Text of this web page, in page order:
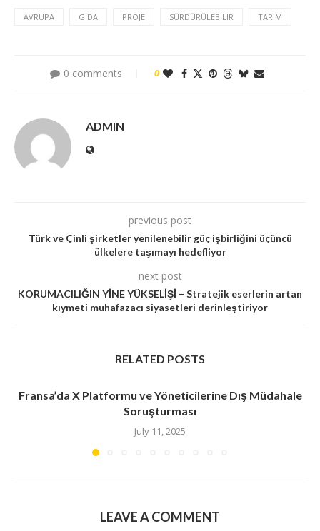
AVRUPA GIDA PROJE SÜRDÜRÜLEBILIR TARIM
0 comments 0
ADMIN
previous post
Türk ve Çinli şirketler yenilenebilir güç işbirliğini üçüncü
ülkelere taşımayı hedefliyor
next post
KORUMACILIĞIN YİNE YÜKSELİŞİ – Stratejik eserlerin artan
kıymeti muhafazacı siyasetleri derinleştiriyor
RELATED POSTS
Fransa’da X Platformu ve Yöneticilerine Dış Müdahale
Soruşturması
July 11, 2025
LEAVE A COMMENT